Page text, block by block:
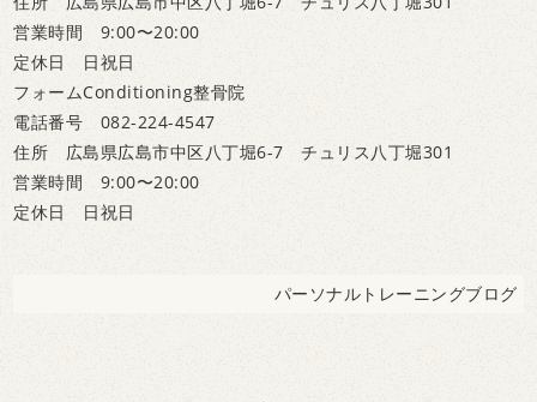
営業時間 9:00〜20:00
定休日 日祝日
フォームConditioning整骨院
電話番号 082-224-4547
住所 広島県広島市中区八丁堀6-7 チュリス八丁堀301
営業時間 9:00〜20:00
定休日 日祝日
パーソナルトレーニングブログ